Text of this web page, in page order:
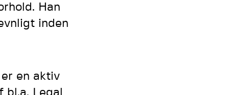
Han
inden
en aktiv
Legal